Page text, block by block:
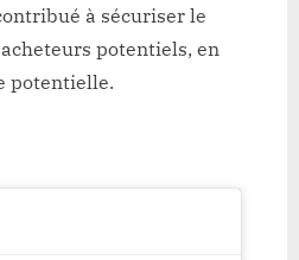
à sécuriser le
potentiels, en
potentielle.